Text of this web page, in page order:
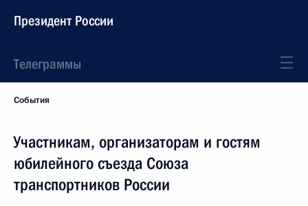
Президент России
Телеграммы
События
Участникам, организаторам и гостям
юбилейного съезда Союза
транспортников России